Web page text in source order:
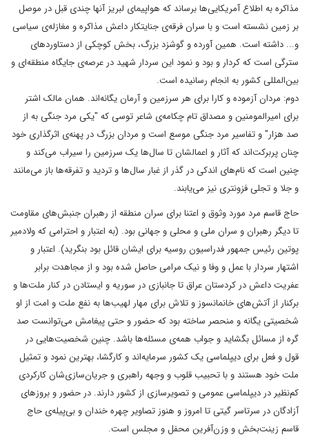
مذاکره به اطلاع آمریکایی‌ها برساند که هواپیمای لبریز آنها چندی قبل در موصل
بر زمین نشسته است و با سران فرقه‌ی جنایتکار داعش مذاکره و مغازله‌ی سیاسی
و... داشته است. همین آورده و گوشزد بزرگ، بخش کوچکی از دستاوردهای
سترگی است که کردار و بود و نمود این سردار شهید در عرصه‌ی جایگاه منطقه‌ای و
بین‌المللی کشور به انجام رسانیده است.
دوم: مردان آزموده و کارا برای هر سرزمین و آرمان یگانه‌اند. همان مالک اشتر
برای امیرالمومنین و مصداق تام چکامه‌ی شاعر توسی که "یکی مرد جنگی به از
صد هزار" و تفاسیر مرد جنگی موسع است و مردان بزرگ در پهنه‌ی اثرگذاری خود
چنان پربرکت‌اند که آثار و اعمالشان تا سال‌ها یک سرزمین را سیراب می‌کند و
چنین است که نام‌های اندکی در گذر از غبار سال‌ها و تردید و تفرقه‌ها باز می‌مانند
و جلا و تجلی فزونتری نیز می‌یابند.
حاج قاسم مرد مورد وثوق و اعتنا برای سران منطقه از رهبران جنبش‌های مقاومت
تا دیگر رهبران و سران ملی و محلی و جهانی بود. (به اعتبار و احترامی که ولادمیر
پوتین رئیس جمهور فدراسیون روسیه برای ایشان قائل بود بنگرید). اعتبار و
اشتهار سردار با عمل و وفا و نیک مرامی حاصل شده بود و از مجاهدت برابر
عفریت داعش در کردستان عراق تا جانبازی در سوریه و ایستادن در کنار ملت‌ها و
برکنار از آتش‌های خانمانسوز و تلاش برای مهار لهیب‌ها به نفع ملت و امت از او
شخصیتی یگانه و منحصر ساخته بود که حضور و حتی پیغامش می‌توانست صد
گره از مسائل بگشاید و جواب همه‌ی مسئله‌ها باشد. چنین شخصیت‌هایی در
قول و فعل برای دیپلماسی یک کشور سرمایه‌اند و کارگشا، بهترین نمود و تمثیل
ملت خود هستند و با تحبیب قلوب و وجهه راهبری و جریان‌سازی‌شان کارکردی
کم‌نظیر در دیپلماسی عمومی و تصویرسازی از کشور دارند. در حضور و بروزهای
آزادگان در سرتاسر گیتی تا امروز و هنوز تصاویر چهره خندان و بی‌پیله‌ی حاج
قاسم زینت‌بخش و وزن‌آفرین محفل و مجلس است.